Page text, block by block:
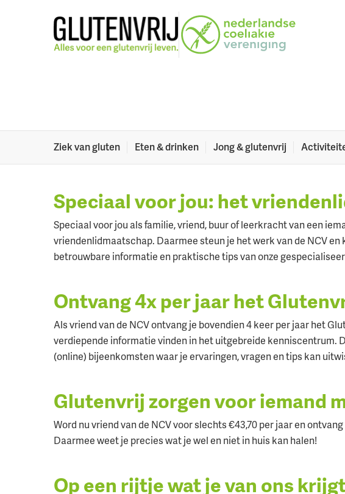
Ziek van gluten Eten & drinken Jong & glutenvrij
Zorg jij voor iemand
Speciaal voor jou: het
Speciaal voor jou als familie, vriend, buur of leerkracht van een
vriendenlidmaatschap. Daarmee steun je het werk van de NCV
betrouwbare informatie en praktische tips van onze
Ontvang 4x per jaar het
Als vriend van de NCV ontvang je bovendien 4 keer per jaar het
verdiepende informatie vinden in het uitgebreide kenniscentrum.
(online) bijeenkomsten waar je ervaringen, vragen en tips kan
Glutenvrij zorgen voor iemand
Word nu vriend van de NCV voor slechts €43,70 per jaar en
Daarmee weet je precies wat je wel en niet in huis kan halen!
Op een rijtje wat je van ons